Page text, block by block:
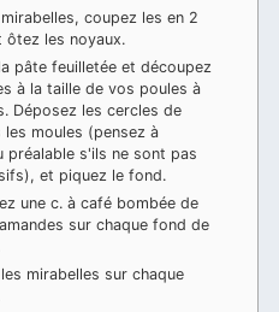
coupez les en 2
ôtez les noyaux.
pâte feuilletée et découpez
à la taille de vos poules à
Déposez les cercles de
les moules (pensez à
préalable s'ils ne sont pas
et piquez le fond.
une c. à café bombée de
sur chaque fond de
mirabelles sur chaque